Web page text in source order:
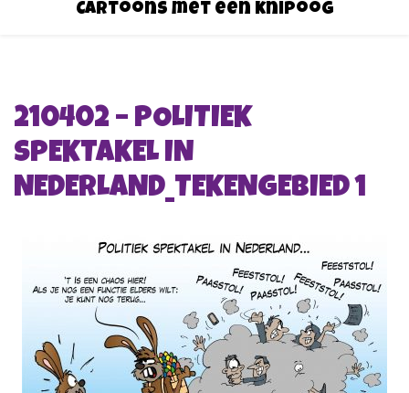
Cartoons met een knipoog
210402 – POLITIEK
SPEKTAKEL IN
NEDERLAND_TEKENGEBIED 1